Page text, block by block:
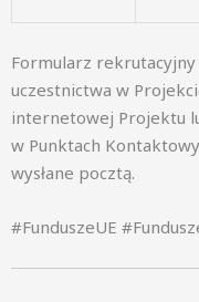
Formularz
uczestnictwa w
internetowej Projektu
w Punktach
wysłane pocztą.
#FunduszeUE